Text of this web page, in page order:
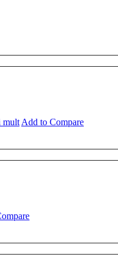
mult Add to Compare